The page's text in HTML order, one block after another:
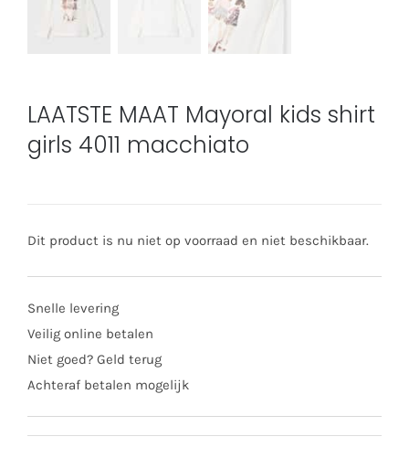
LAATSTE MAAT Mayoral kids shirt
girls 4011 macchiato
Dit product is nu niet op voorraad en niet beschikbaar.
Snelle levering
Veilig online betalen
Niet goed? Geld terug
Achteraf betalen mogelijk